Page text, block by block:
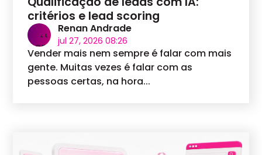
critérios e lead scoring
Renan Andrade
jul 27, 2026 08:26
Vender mais nem sempre é falar com mais
gente. Muitas vezes é falar com as
pessoas certas, na hora...